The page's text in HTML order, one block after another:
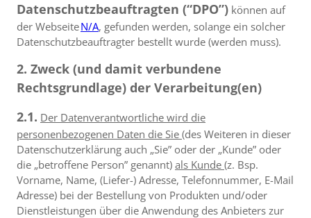
Datenschutzbeauftragten (“DPO”) können auf
der WebseiteN/A, gefunden werden, solange ein solcher
Datenschutzbeauftragter bestellt wurde (werden muss).
2. Zweck (und damit verbundene
Rechtsgrundlage) der Verarbeitung(en)
2.1. Der Datenverantwortliche wird die
personenbezogenen Daten die Sie (des Weiteren in dieser
Datenschutzerklärung auch „Sie” oder der „Kunde” oder
die „betroffene Person” genannt) als Kunde (z. Bsp.
Vorname, Name, (Liefer-) Adresse, Telefonnummer, E-Mail
Adresse) bei der Bestellung von Produkten und/oder
Dienstleistungen über die Anwendung des Anbieters zur